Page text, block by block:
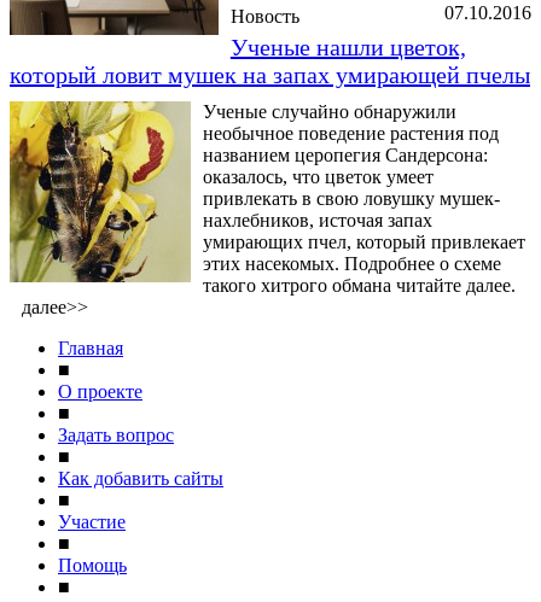
07.10.2016
Новость
Ученые нашли цветок,
который ловит мушек на запах умирающей пчелы
Ученые случайно обнаружили
необычное поведение растения под
названием церопегия Сандерсона:
оказалось, что цветок умеет
привлекать в свою ловушку мушек-
нахлебников, источая запах
умирающих пчел, который привлекает
этих насекомых. Подробнее о схеме
такого хитрого обмана читайте далее.
далее>>
Главная
■
О проекте
■
Задать вопрос
■
Как добавить сайты
■
Участие
■
Помощь
■